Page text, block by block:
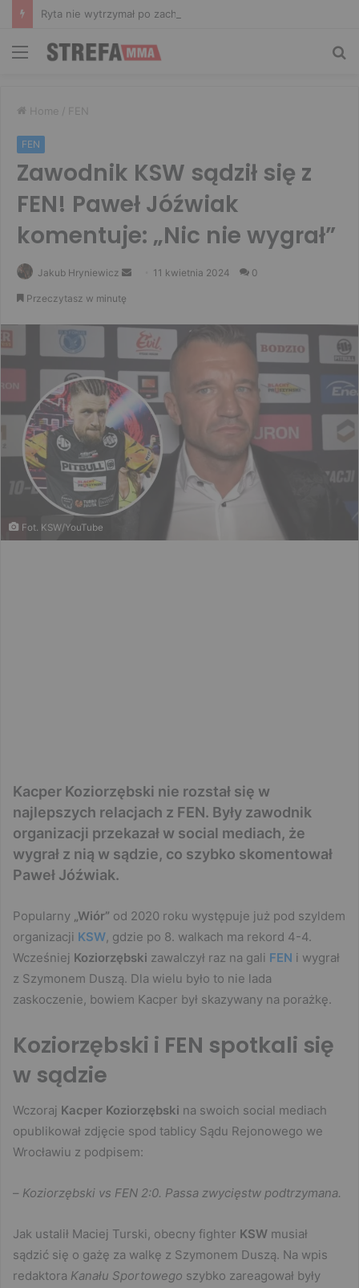
Menu
Home / FEN
FEN
Zawodnik KSW sądził się z
FEN! Paweł Jóźwiak
komentuje: „Nic nie wygrał”
Jakub Hryniewicz
Send 11 kwietnia 2024 0
Przeczytasz w minutę
Fot. KSW/YouTube
Kacper Koziorzębski nie rozstał się w
najlepszych relacjach z FEN. Były zawodnik
organizacji przekazał w social mediach, że
wygrał z nią w sądzie, co szybko skomentował
Paweł Jóźwiak.
Popularny „Wiór” od 2020 roku występuje już pod szyldem
organizacji KSW, gdzie po 8. walkach ma rekord 4-4.
Wcześniej Koziorzębski zawalczył raz na gali FEN i wygrał
z Szymonem Duszą. Dla wielu było to nie lada
zaskoczenie, bowiem Kacper był skazywany na porażkę.
Koziorzębski i FEN spotkali się
w sądzie
Wczoraj Kacper Koziorzębski na swoich social mediach
opublikował zdjęcie spod tablicy Sądu Rejonowego we
Wrocławiu z podpisem:
– Koziorzębski vs FEN 2:0. Passa zwycięstw podtrzymana.
Jak ustalił Maciej Turski, obecny fighter KSW musiał
sądzić się o gażę za walkę z Szymonem Duszą. Na wpis
redaktora Kanału Sportowego szybko zareagował były